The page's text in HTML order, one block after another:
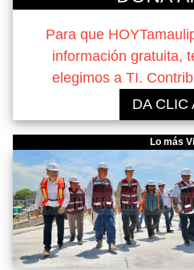
Para que
información gratuita,
elegimos a TI.
DA CLIC
Lo más